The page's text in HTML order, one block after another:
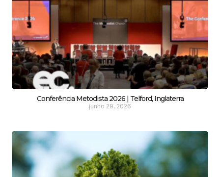
Conferência Metodista 2026 | Telford, Inglaterra
junho 29, 2026